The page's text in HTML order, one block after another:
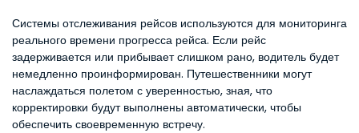
Системы отслеживания рейсов используются для мониторинга
реального времени прогресса рейса. Если рейс
задерживается или прибывает слишком рано, водитель будет
немедленно проинформирован. Путешественники могут
наслаждаться полетом с уверенностью, зная, что
корректировки будут выполнены автоматически, чтобы
обеспечить своевременную встречу.